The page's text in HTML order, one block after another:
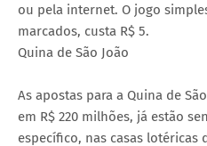
ou pela internet. O jogo
marcados, custa R$ 5.
Quina de São João
As apostas para a Quina de
em R$ 220 milhões, já estão
específico, nas casas lotéricas